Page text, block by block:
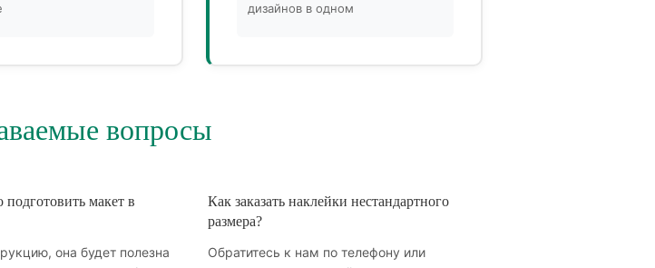
дизайнов в одном
вопросы
макет в
она будет полезна
Как заказать наклейки нестандартного
размера?
Обратитесь к нам по телефону или